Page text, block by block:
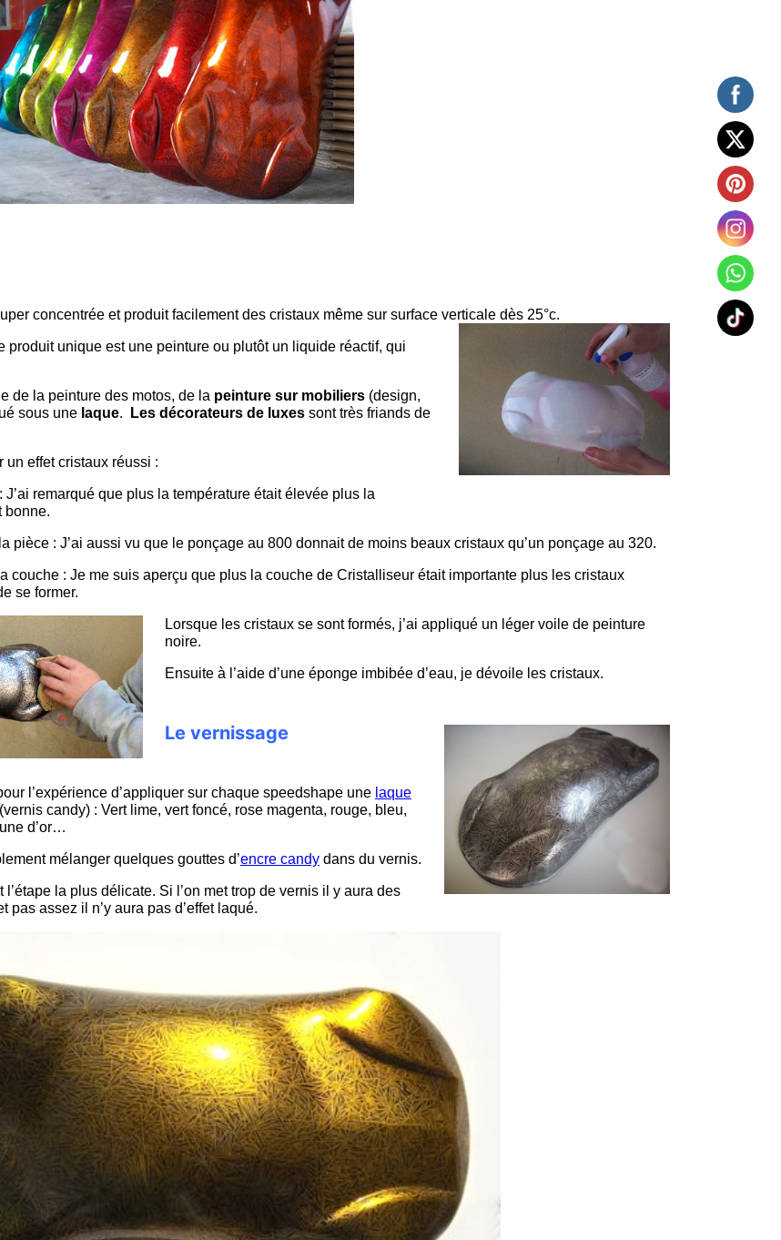
concentrée et produit facilement des cristaux même sur surface verticale dès 25°c.
produit unique est une peinture ou plutôt un liquide réactif, qui
de la peinture des motos, de la peinture sur mobiliers (design,
sous une laque. Les décorateurs de luxes sont très friands de
un effet cristaux réussi :
J’ai remarqué que plus la température était élevée plus la
bonne.
pièce : J’ai aussi vu que le ponçage au 800 donnait de moins beaux cristaux qu’un ponçage au 320.
couche : Je me suis aperçu que plus la couche de Cristalliseur était importante plus les cristaux
se former.
Lorsque les cristaux se sont formés, j’ai appliqué un léger voile de peinture
noire.
Ensuite à l’aide d’une éponge imbibée d’eau, je dévoile les cristaux.
Le vernissage
l’expérience d’appliquer sur chaque speedshape une laque
(vernis candy) : Vert lime, vert foncé, rose magenta, rouge, bleu,
d’or…
mélanger quelques gouttes d’encre candy dans du vernis.
l’étape la plus délicate. Si l’on met trop de vernis il y aura des
pas assez il n’y aura pas d’effet laqué.